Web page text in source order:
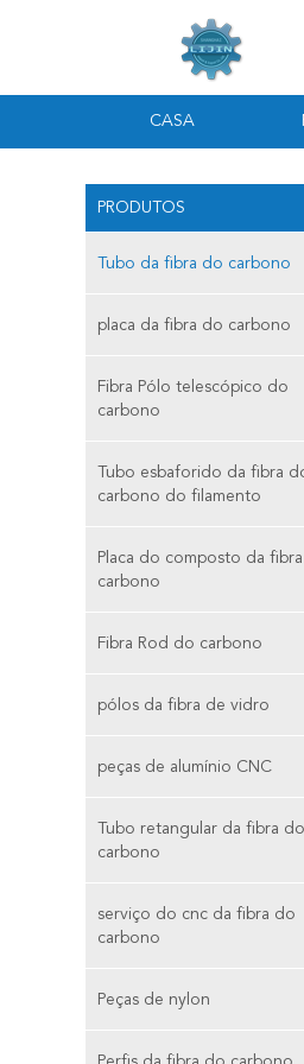
CASA
PRODUTOS
Tubo da fibra do carbono
placa da fibra do carbono
Fibra Pólo telescópico do
carbono
Tubo esbaforido da fibra
carbono do filamento
Placa do composto da
carbono
Fibra Rod do carbono
pólos da fibra de vidro
peças de alumínio CNC
Tubo retangular da fibra do
carbono
serviço do cnc da fibra do
carbono
Peças de nylon